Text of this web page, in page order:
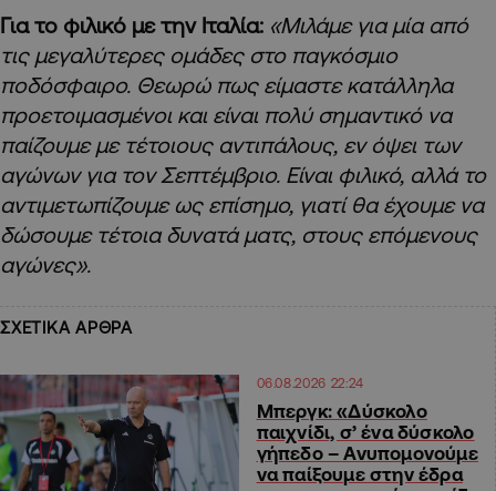
Για το φιλικό με την Ιταλία: «Μιλάμε για μία από
τις μεγαλύτερες ομάδες στο παγκόσμιο
ποδόσφαιρο. Θεωρώ πως είμαστε κατάλληλα
προετοιμασμένοι και είναι πολύ σημαντικό να
παίζουμε με τέτοιους αντιπάλους, εν όψει των
αγώνων για τον Σεπτέμβριο. Είναι φιλικό, αλλά το
αντιμετωπίζουμε ως επίσημο, γιατί θα έχουμε να
δώσουμε τέτοια δυνατά ματς, στους επόμενους
αγώνες».
ΣΧΕΤΙΚΑ ΑΡΘΡΑ
06.08.2026 22:24
Μπεργκ: «Δύσκολο
παιχνίδι, σ’ ένα δύσκολο
γήπεδο – Ανυπομονούμε
να παίξουμε στην έδρα